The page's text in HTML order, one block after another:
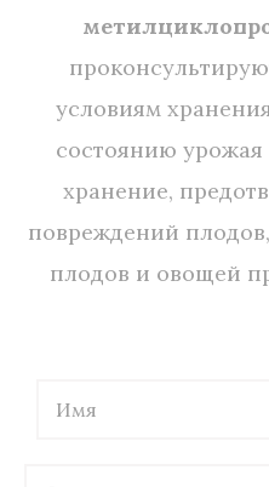
условиям
состоянию урожая
хранение,
повреждений
плодов и овощей